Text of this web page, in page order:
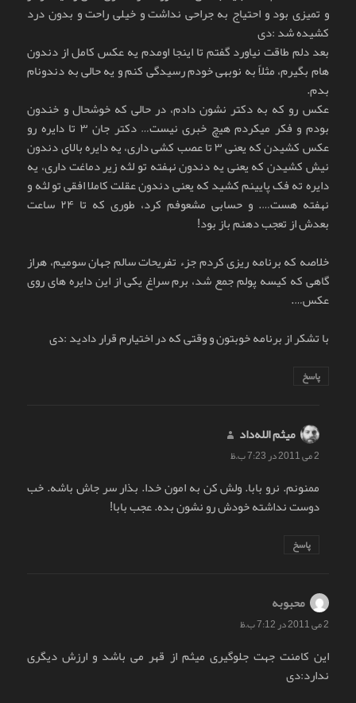
و تمیزی بود و احتیاج به جراحی نداشت و خیلی راحت و بدون درد
کشیده شد :دی
بعد دلم طاقت نیاورد گفتم تا اینجا اومدم یه عکس کامل از دندون
هام بگیرم، مثلاً به نوبه‏ی خودم رسیدگی کنم و یه حالی به دندونام
بدم.
عکس رو که به دکتر نشون دادم، در حالی که خوشحال و خندون
بودم و فکر میکردم هیچ خبری نیست… دکتر جان ۳ تا دایره رو
عکس کشیدن که یعنی ۳ تا عصب کشی داری، یه دایره بالای دندون
نیش کشیدن که یعنی یه دندون نهفته تو لثه زیر دماغت داری، یه
دایره ته فک پایینم کشید که یعنی دندون عقلت کاملا افقی تو لثه و
نهفته هست…. و حسابی مشعوفم کرد، طوری که تا ۲۴ ساعت
بعدش از تعجب دهنم باز بود!
خلاصه که برنامه ریزی کردم جزء تفریحات سالم جهان سومیم، هراز
گاهی که کیسه پولم جمع شد، برم سراغ یکی از این دایره های روی
عکس….
با تشکر از برنامه خوبتون و وقتی که در اختیارم قرار دادید :دی
پاسخ
میثم الله‌داد
2 می 2011 در 7:23 ب.ظ
ممنونم. نرو بابا. ولش کن به امون خدا. بذار سر جاش باشه. خب
دوست نداشته خودش رو نشون بده. عجب بابا!
پاسخ
محبوبه
2 می 2011 در 7:12 ب.ظ
این کامنت جهت جلوگیری میثم از قهر می باشد و ارزش دیگری
ندارد:دی